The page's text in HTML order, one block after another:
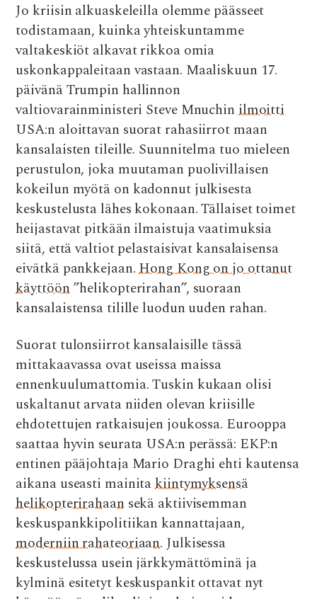
Jo kriisin alkuaskeleilla olemme päässeet
todistamaan, kuinka yhteiskuntamme
valtakeskiöt alkavat rikkoa omia
uskonkappaleitaan vastaan. Maaliskuun 17.
päivänä Trumpin hallinnon
valtiovarainministeri Steve Mnuchinilmoitti
USA:n aloittavan suorat rahasiirrot maan
kansalaisten tileille. Suunnitelma tuo mieleen
perustulon, joka muutaman puolivillaisen
kokeilun myötä on kadonnut julkisesta
keskustelusta lähes kokonaan. Tällaiset toimet
heijastavat pitkään ilmaistuja vaatimuksia
siitä, että valtiot pelastaisivat kansalaisensa
eivätkä pankkejaan.Hong Kong on jo ottanut
käyttöön ”helikopterirahan”, suoraan
kansalaistensa tilille luodun uuden rahan.
Suorat tulonsiirrot kansalaisille tässä
mittakaavassa ovat useissa maissa
ennenkuulumattomia. Tuskin kukaan olisi
uskaltanut arvata niiden olevan kriisille
ehdotettujen ratkaisujen joukossa. Eurooppa
saattaa hyvin seurata USA:n perässä: EKP:n
entinen pääjohtaja Mario Draghi ehti kautensa
aikana useasti mainitakiintymyksensä
helikopterirahaan sekä aktiivisemman
keskuspankkipolitiikan kannattajaan,
moderniin rahateoriaan. Julkisessa
keskustelussa usein järkkymättöminä ja
kylminä esitetyt keskuspankit ottavat nyt